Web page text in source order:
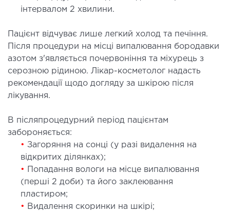
РЕЗОНАНСНА
органів
залоз з імплантами і без
нейрохірургії
інтервалом 2 хвилини.
Пацієнт відчуває лише легкий холод та печіння.
Після процедури на місці випалювання бородавки
азотом з'являється почервоніння та міхурець з
серозною рідиною. Лікар-косметолог надасть
рекомендації щодо догляду за шкірою після
лікування.
В післяпроцедурний період пацієнтам
забороняється:
• Загоряння на сонці (у разі видалення на
відкритих ділянках);
•
Попадання вологи на місце випалювання
(перші 2 доби) та його заклеювання
пластиром;
• Видалення скоринки на шкірі;